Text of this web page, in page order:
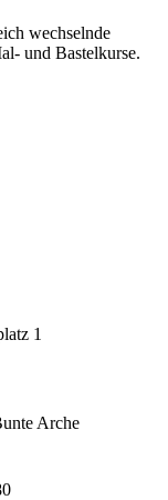
wechselnde
und Bastelkurse.
1
Arche